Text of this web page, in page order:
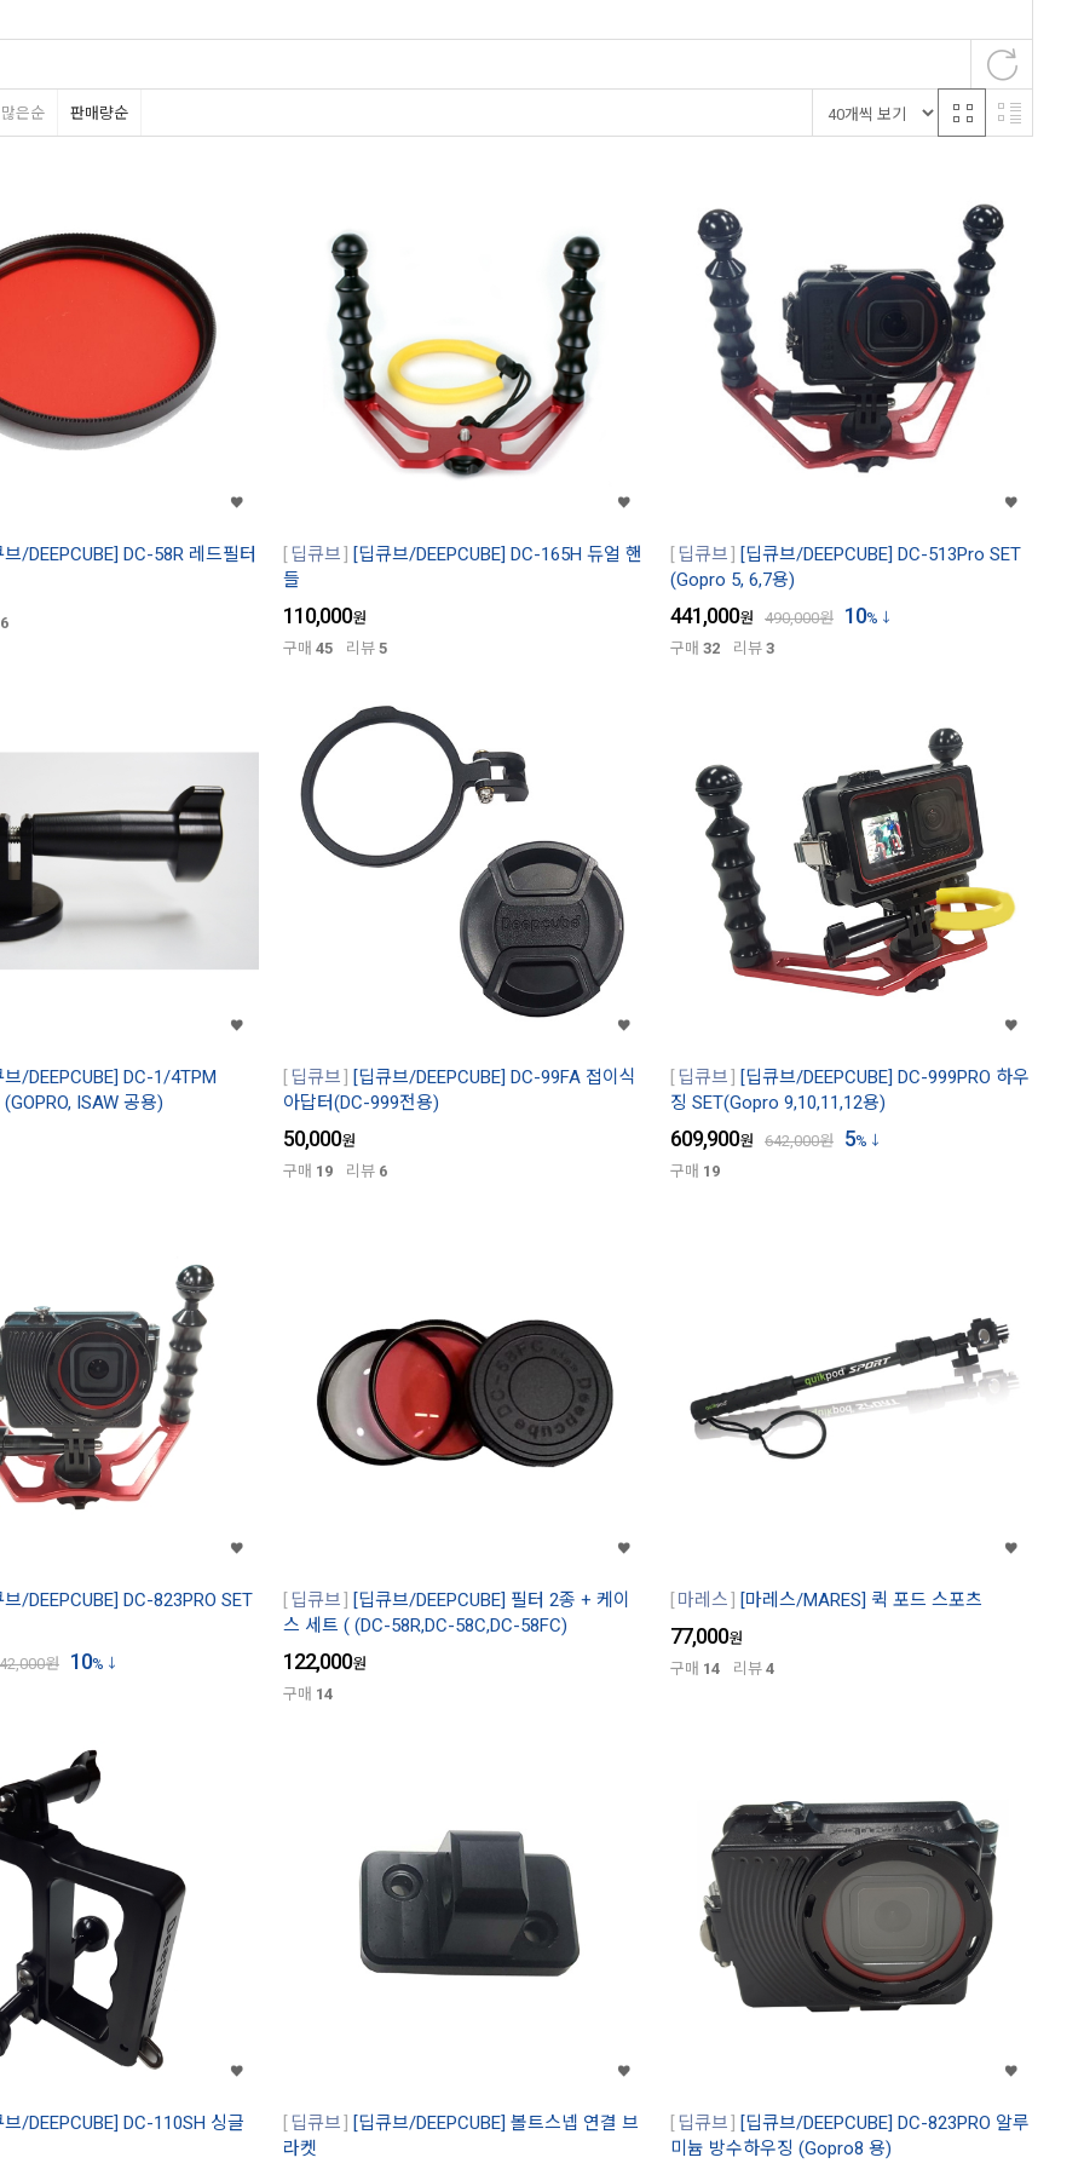
은순 판매량순
/DEEPCUBE] DC-58R 레드필터 딥큐브
[딥큐브/DEEPCUBE] DC-165H 듀얼 핸
들
110,000원
구매 45 리뷰 5
딥큐브
[딥큐브/DEEPCUBE] DC-513Pro SET
(Gopro 5, 6,7용)
441,000원 490,000원 10%
구매 32 리뷰 3
브/DEEPCUBE] DC-1/4TPM
ISAW 공용)
딥큐브
[딥큐브/DEEPCUBE] DC-99FA 접이식
아답터(DC-999전용)
50,000원
구매 19 리뷰 6
딥큐브
[딥큐브/DEEPCUBE] DC-999PRO 하우
징 SET(Gopro 9,10,11,12용)
609,900원 642,000원 5%
구매 19
/DEEPCUBE] DC-823PRO SET
원 10%
딥큐브
[딥큐브/DEEPCUBE] 필터 2종 + 케이
스 세트 ( (DC-58R,DC-58C,DC-58FC)
122,000원
구매 14
마레스 [마레스/MARES] 퀵 포드 스포츠
77,000원
구매 14 리뷰 4
/DEEPCUBE] DC-110SH 싱글 딥큐브
[딥큐브/DEEPCUBE] 볼트스넵 연결 브
라켓
딥큐브
[딥큐브/DEEPCUBE] DC-823PRO 알루
미늄 방수하우징 (Gopro8 용)